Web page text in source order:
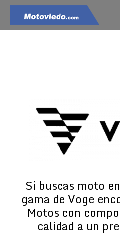
Si buscas moto
gama de Voge
Motos con
calidad a un